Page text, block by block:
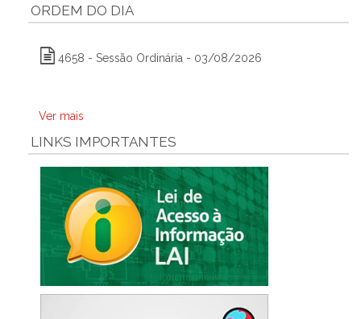
ORDEM DO DIA
4658 - Sessão Ordinária - 03/08/2026
Ver mais
LINKS IMPORTANTES